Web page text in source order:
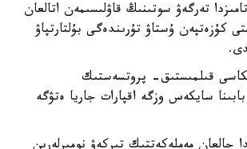
-جىلعى 7-تامىزدا تەرگەۋ سوتىنىڭ قاۋلىسىمەن اتالعان
كۇزەتپەن ۇستاۋ تۇرىندەگى بۇلتارتپاۋ
قىلمىستىق- پروتسەستىك
201-بابىنا سايكەس وزگە اقپارات جاريا ەتۋگە